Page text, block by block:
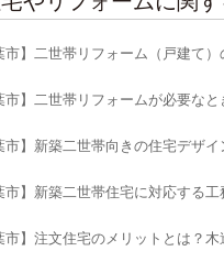
市】二世帯リフォーム（戸建て
市】二世帯リフォームが必要な
市】新築二世帯向きの住宅デザ
市】新築二世帯住宅に対応する
市】注文住宅のメリットとは？